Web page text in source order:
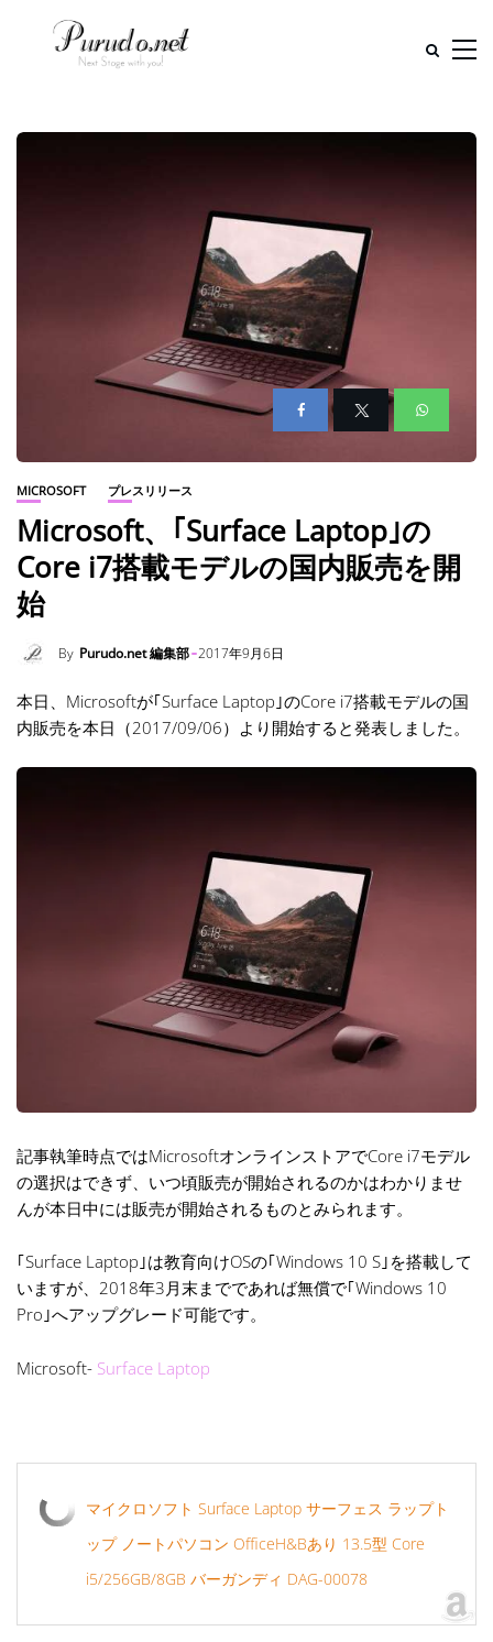
MICROSOFT プレスリリース
Microsoft、｢Surface Laptop｣の
Core i7搭載モデルの国内販売を開
始
By Purudo.net 編集部 2017年9月6日
本日、Microsoftが｢Surface Laptop｣のCore i7搭載モデルの国
内販売を本日（2017/09/06）より開始すると発表しました。
記事執筆時点ではMicrosoftオンラインストアでCore i7モデル
の選択はできず、いつ頃販売が開始されるのかはわかりませ
んが本日中には販売が開始されるものとみられます。
｢Surface Laptop｣は教育向けOSの｢Windows 10 S｣を搭載して
いますが、2018年3月末までであれば無償で｢Windows 10
Pro｣へアップグレード可能です。
Microsoft- Surface Laptop
マイクロソフト Surface Laptop サーフェス ラップト
ップ ノートパソコン OfficeH&Bあり 13.5型 Core
i5/256GB/8GB バーガンディ DAG-00078